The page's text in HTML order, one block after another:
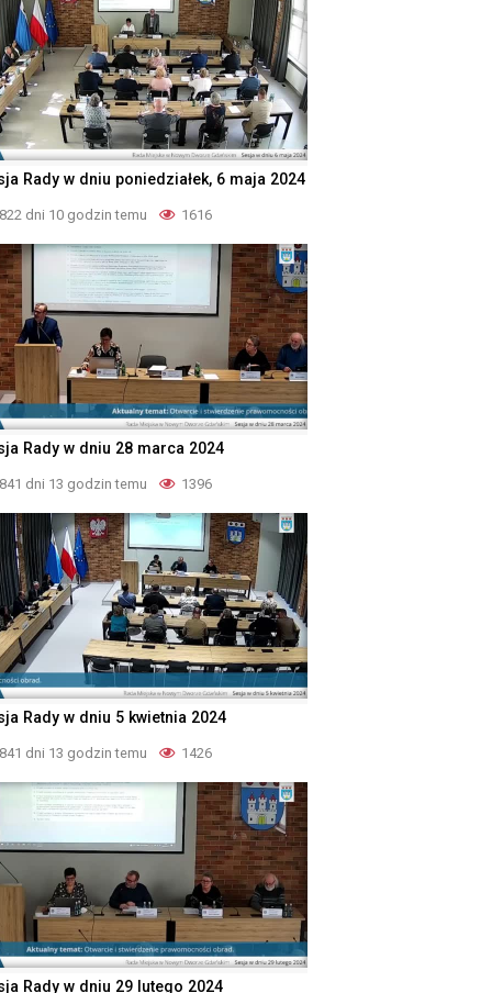
Rady w dniu poniedziałek, 6 maja 2024
822 dni 10 godzin temu 1616
Rady w dniu 28 marca 2024
841 dni 13 godzin temu 1396
Rady w dniu 5 kwietnia 2024
841 dni 13 godzin temu 1426
Rady w dniu 29 lutego 2024